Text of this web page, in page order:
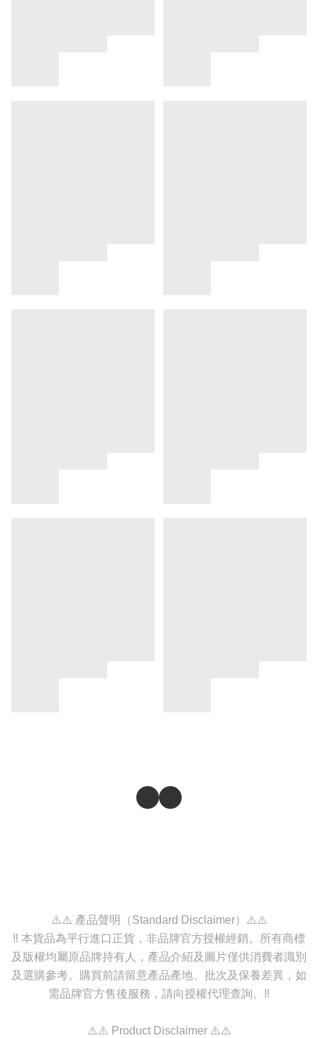
⚠️⚠️ 產品聲明（Standard Disclaimer）⚠️⚠️
‼️ 本貨品為平行進口正貨，非品牌官方授權經銷。所有商標
及版權均屬原品牌持有人，產品介紹及圖片僅供消費者識別
及選購參考。購買前請留意產品產地、批次及保養差異，如
需品牌官方售後服務，請向授權代理查詢。‼️
⚠️⚠️ Product Disclaimer ⚠️⚠️